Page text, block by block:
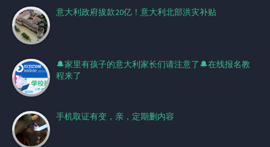
意大利政府拔款20亿！意大利北部洪灾补贴
🔔家里有孩子的意大利家长们请注意了🔔在线报名教
程来了
手机取证有变，亲，定期删内容